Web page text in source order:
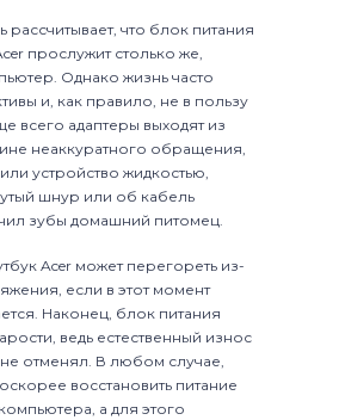
рассчитывает, что блок питания
прослужит столько же,
Однако жизнь часто
и, как правило, не в пользу
всего адаптеры выходят из
неаккуратного обращения,
устройство жидкостью,
шнур или об кабель
зубы домашний питомец.
Acer может перегореть из-
если в этот момент
Наконец, блок питания
ведь естественный износ
не отменял. В любом случае,
восстановить питание
а для этого